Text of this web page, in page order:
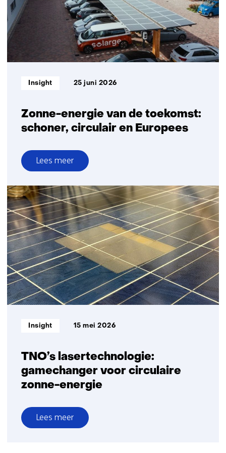
Zonne-energie van de toekomst:
schoner, circulair en Europees
Informatietype:
Insight 25 juni 2026
Lees meer
over
Zonne-
energie
van
de
toekomst:
schoner,
circulair
en
Europees
TNO’s lasertechnologie:
gamechanger voor circulaire
zonne-energie
Informatietype:
Insight 15 mei 2026
Lees meer
over